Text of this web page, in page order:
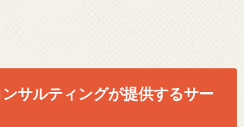
サルティングが提供するサー